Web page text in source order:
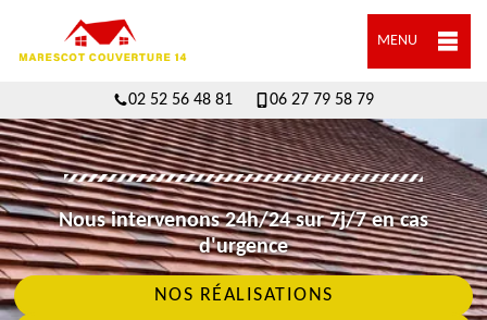
MENU
02 52 56 48 81 06 27 79 58 79
Nous intervenons 24h/24 sur 7j/7 en cas
d'urgence
NOS RÉALISATIONS